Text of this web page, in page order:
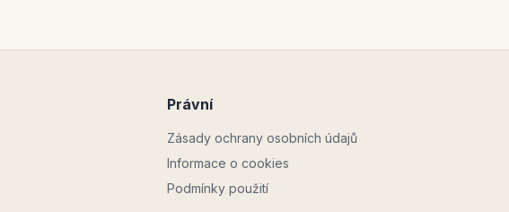
Právní
Zásady ochrany osobních údajů
Informace o cookies
Podmínky použití